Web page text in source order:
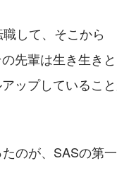
して、そこから
先輩は生き生き
ップしているこ
のが、SASの第一